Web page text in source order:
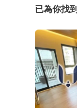
已為你找到